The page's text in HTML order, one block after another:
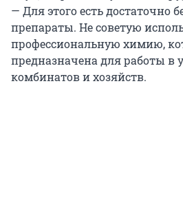
— Для этого есть достаточно
препараты. Не советую
профессиональную химию,
предназначена для работы в
комбинатов и хозяйств.